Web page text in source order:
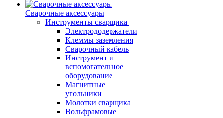
Сварочные аксессуары
Инструменты сварщика
Электрододержатели
Клеммы заземления
Сварочный кабель
Инструмент и
вспомогательное
оборудование
Магнитные
угольники
Молотки сварщика
Вольфрамовые